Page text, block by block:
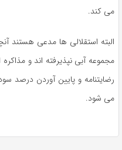
می کند.
البته استقلالی ها مدعی هستند
مجموعه آبی نپذیرفته اند و
رضایتنامه و پایین آوردن درصد
می شود.